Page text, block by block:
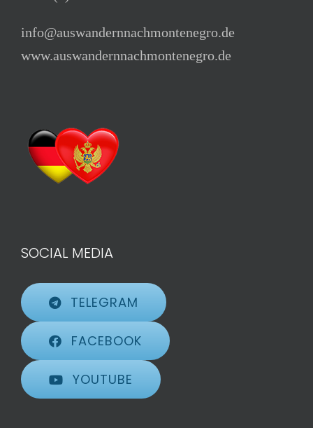
info@auswandernnachmontenegro.de
www.auswandernnachmontenegro.de
SOCIAL MEDIA
TELEGRAM
FACEBOOK
YOUTUBE